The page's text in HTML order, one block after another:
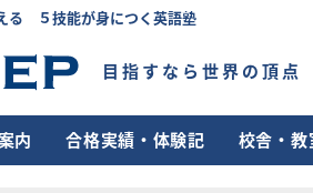
る ５技能が身につく英語塾
目指すなら世界の頂点
内 合格実績・体験記 校舎・教